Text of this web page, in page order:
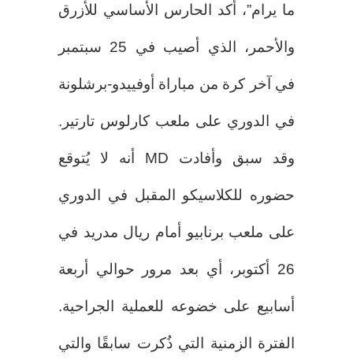
ما يرام”، أكد الحارس الأساسي للأزرق
والأحمر، الذي أصيب في 25 سبتمبر
في آخر كرة من مباراة أوفييدو-برشلونة
في الدوري على ملعب كارلوس تارتير.
وقد سبق وأفادت MD أنه لا يُتوقع
حضوره للكلاسيكو المقبل في الدوري
على ملعب برنابيو أمام ريال مدريد في
26 أكتوبر، أي بعد مرور حوالي أربعة
أسابيع على خضوعه للعملية الجراحية.
الفترة الزمنية التي ذُكرت سابقًا والتي